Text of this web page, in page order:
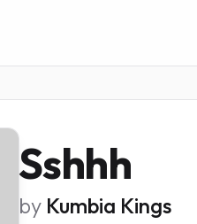
Sshhh
by Kumbia Kings